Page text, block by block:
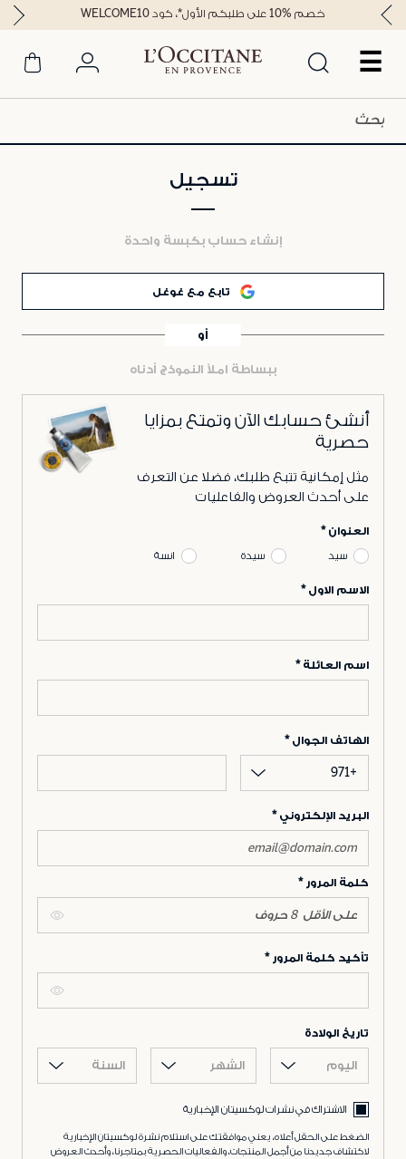
☰
خصم %10 على طلبكم الأول*، كود WELCOME10
تسجيل
إنشاء حساب بكبسة واحدة
تابع مع غوغل
أو
ببساطة املأ النموذج أدناه
أنشئ حسابك الآن وتمتع بمزايا
حصرية
مثل إمكانية تتبع طلبك، فضلا عن التعرف
على أحدث العروض والفاعليات
العنوان
سيد سيدة انسة
الاسم الاول
اسم العائلة
الهاتف الجوال
+971
البريد الإلكتروني
كلمة المرور
تأكيد كلمة المرور
تاريخ الولادة
اليوم الشهر السنة
الاشتراك في نشرات لوكسيتان الإخبارية
الضغط على الحقل أعلاه، يعني موافقتك على استلام نشرة لوكسيتان الإخبارية
لاكتشاف جديدنا من أجمل المنتجات، والفعاليات الحصرية بمتاجرنا، وأحدث العروض